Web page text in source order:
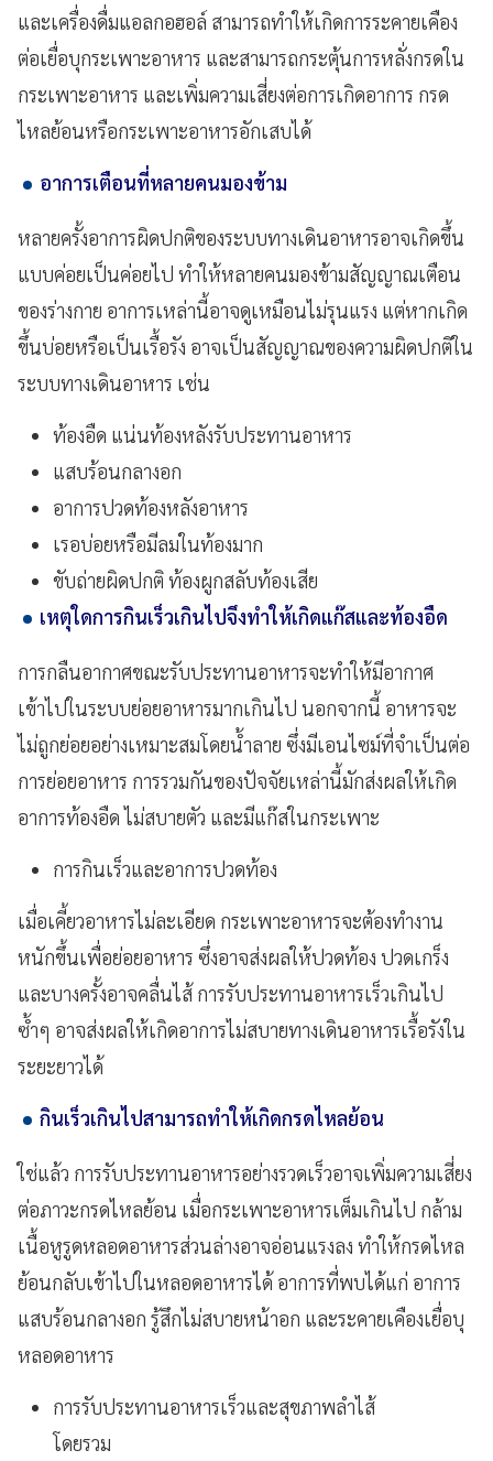
และเครื่องดื่มแอลกอฮอล์ สามารถทำให้เกิดการระคายเคือง
ต่อเยื่อบุกระเพาะอาหาร และสามารถกระตุ้นการหลั่งกรดใน
กระเพาะอาหาร และเพิ่มความเสี่ยงต่อการเกิดอาการ กรด
ไหลย้อนหรือกระเพาะอาหารอักเสบได้
อาการเตือนที่หลายคนมองข้าม
หลายครั้งอาการผิดปกติของระบบทางเดินอาหารอาจเกิดขึ้น
แบบค่อยเป็นค่อยไป ทำให้หลายคนมองข้ามสัญญาณเตือน
ของร่างกาย อาการเหล่านี้อาจดูเหมือนไม่รุนแรง แต่หากเกิด
ขึ้นบ่อยหรือเป็นเรื้อรัง อาจเป็นสัญญาณของความผิดปกติใน
ระบบทางเดินอาหาร เช่น
ท้องอืด แน่นท้องหลังรับประทานอาหาร
แสบร้อนกลางอก
อาการปวดท้องหลังอาหาร
เรอบ่อยหรือมีลมในท้องมาก
ขับถ่ายผิดปกติ ท้องผูกสลับท้องเสีย
เหตุใดการกินเร็วเกินไปจึงทำให้เกิดแก๊สและท้องอืด
การกลืนอากาศขณะรับประทานอาหารจะทำให้มีอากาศ
เข้าไปในระบบย่อยอาหารมากเกินไป นอกจากนี้ อาหารจะ
ไม่ถูกย่อยอย่างเหมาะสมโดยน้ำลาย ซึ่งมีเอนไซม์ที่จำเป็นต่อ
การย่อยอาหาร การรวมกันของปัจจัยเหล่านี้มักส่งผลให้เกิด
อาการท้องอืด ไม่สบายตัว และมีแก๊สในกระเพาะ
การกินเร็วและอาการปวดท้อง
เมื่อเคี้ยวอาหารไม่ละเอียด กระเพาะอาหารจะต้องทำงาน
หนักขึ้นเพื่อย่อยอาหาร ซึ่งอาจส่งผลให้ปวดท้อง ปวดเกร็ง
และบางครั้งอาจคลื่นไส้ การรับประทานอาหารเร็วเกินไป
ซ้ำๆ อาจส่งผลให้เกิดอาการไม่สบายทางเดินอาหารเรื้อรังใน
ระยะยาวได้
กินเร็วเกินไปสามารถทำให้เกิดกรดไหลย้อน
ใช่แล้ว การรับประทานอาหารอย่างรวดเร็วอาจเพิ่มความเสี่ยง
ต่อภาวะกรดไหลย้อน เมื่อกระเพาะอาหารเต็มเกินไป กล้าม
เนื้อหูรูดหลอดอาหารส่วนล่างอาจอ่อนแรงลง ทำให้กรดไหล
ย้อนกลับเข้าไปในหลอดอาหารได้ อาการที่พบได้แก่ อาการ
แสบร้อนกลางอก รู้สึกไม่สบายหน้าอก และระคายเคืองเยื่อบุ
หลอดอาหาร
การรับประทานอาหารเร็วและสุขภาพลำไส้
โดยรวม